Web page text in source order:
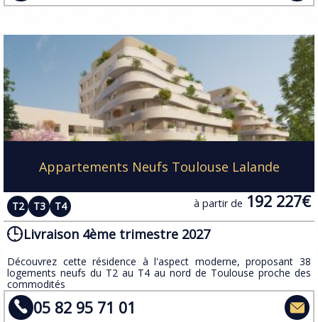
Appartements Neufs Toulouse Lalande
T2 T3 T4 à partir de 192 227€
Livraison 4ème trimestre 2027
​Découvrez cette résidence à l'aspect moderne, proposant 38
logements neufs du T2 au T4 au nord de Toulouse proche des
commodités
05 82 95 71 01